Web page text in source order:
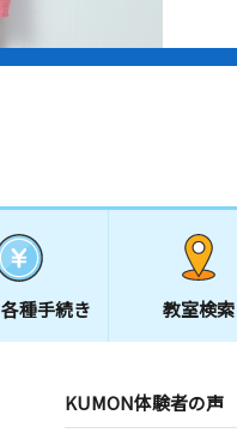
各種手続き 教室検索
KUMON体験者の声